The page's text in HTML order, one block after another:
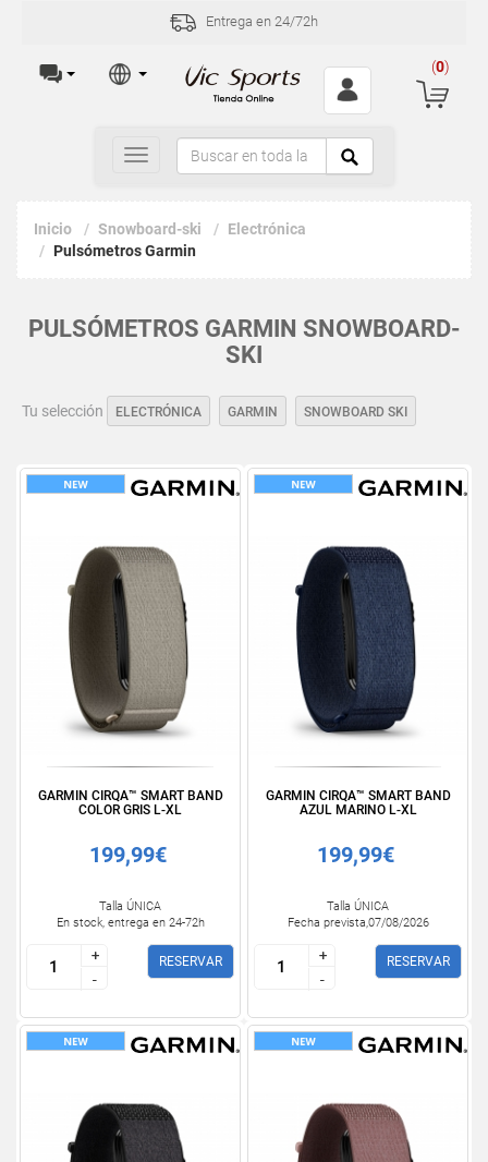
Entrega en 24/72h
(0)
Toggle
navigation
Inicio Snowboard-ski
Electrónica
Pulsómetros Garmin
PULSÓMETROS GARMIN SNOWBOARD-
SKI
Tu selección ELECTRÓNICA GARMIN SNOWBOARD SKI
GARMIN CIRQA™ SMART BAND
COLOR GRIS L-XL
199,99€
Talla ÚNICA
En stock, entrega en 24-72h
+
-
+
-
RESERVAR
GARMIN CIRQA™ SMART BAND
AZUL MARINO L-XL
199,99€
Talla ÚNICA
Fecha prevista,07/08/2026
+
-
+
-
RESERVAR